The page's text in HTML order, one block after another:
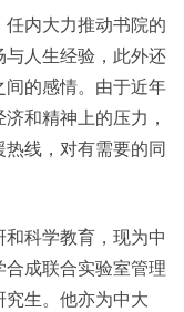
内大力推动书院的
人生经验，此外还
的感情。由于近年
和精神上的压力，
线，对有需要的同
科学教育，现为中
成联合实验室管理
生。他亦为中大